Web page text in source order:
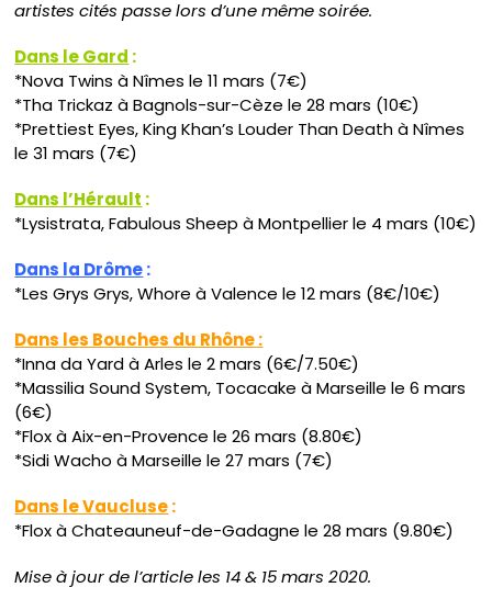
artistes cités passe lors d’une même soirée.
Dans le Gard :
*Nova Twins à Nîmes le 11 mars (7€)
*Tha Trickaz à Bagnols-sur-Cèze le 28 mars (10€)
*Prettiest Eyes, King Khan’s Louder Than Death à Nîmes
le 31 mars (7€)
Dans l’Hérault :
*Lysistrata, Fabulous Sheep à Montpellier le 4 mars (10€)
Dans la Drôme:
*Les Grys Grys, Whore à Valence le 12 mars (8€/10€)
Dans les Bouches du Rhône :
*Inna da Yard à Arles le 2 mars (6€/7.50€)
*Massilia Sound System, Tocacake à Marseille le 6 mars
(6€)
*Flox à Aix-en-Provence le 26 mars (8.80€)
*Sidi Wacho à Marseille le 27 mars (7€)
Dans le Vaucluse:
*Flox à Chateauneuf-de-Gadagne le 28 mars (9.80€)
Mise à jour de l’article les 14 & 15 mars 2020.